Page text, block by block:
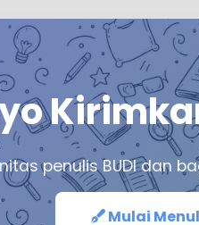
penulis BUDI dan
Mulai